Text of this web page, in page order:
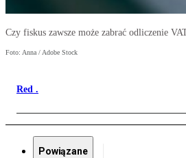
Czy fiskus zawsze może zabrać odliczenie
Foto: Anna / Adobe Stock
Red .
Powiązane